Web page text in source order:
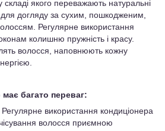
складі якого переважають натуральні
догляду за сухим, пошкодженим,
Регулярне використання
колишню пружність і красу.
волосся, наповнюють кожну
багато переваг:
Регулярне використання кондиціонера
волосся приємною